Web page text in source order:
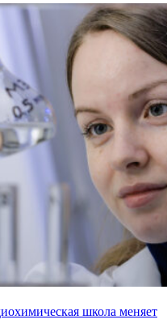
школа меняет